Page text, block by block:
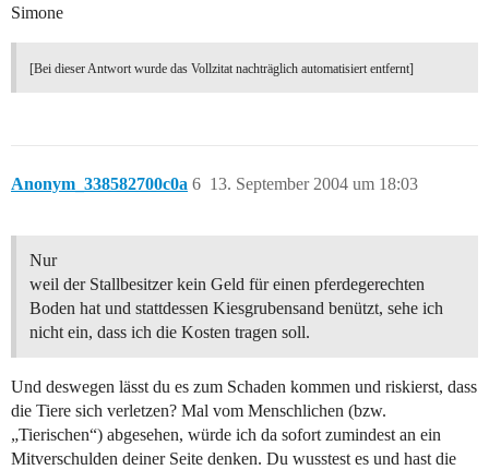
Simone
[Bei dieser Antwort wurde das Vollzitat nachträglich automatisiert entfernt]
Anonym_338582700c0a 13. September 2004 um 18:03
6
Nur
weil der Stallbesitzer kein Geld für einen pferdegerechten
Boden hat und stattdessen Kiesgrubensand benützt, sehe ich
nicht ein, dass ich die Kosten tragen soll.
Und deswegen lässt du es zum Schaden kommen und riskierst, dass
die Tiere sich verletzen? Mal vom Menschlichen (bzw.
„Tierischen“) abgesehen, würde ich da sofort zumindest an ein
Mitverschulden deiner Seite denken. Du wusstest es und hast die